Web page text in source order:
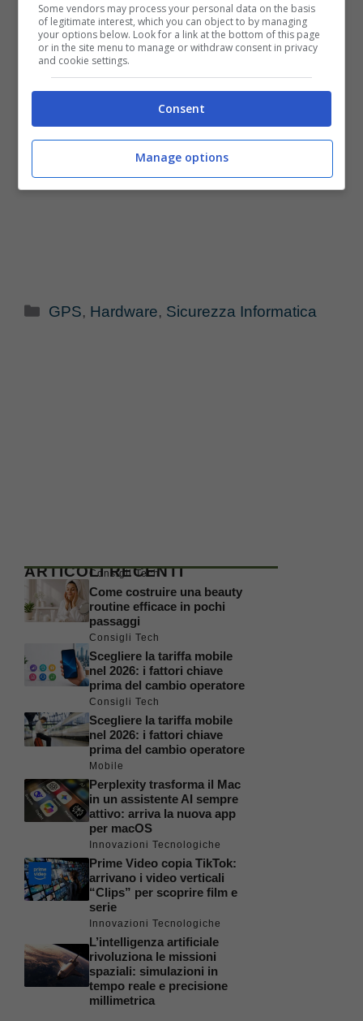
Categorie
GPS, Hardware, Sicurezza Informatica
ARTICOLI RECENTI
Consigli Tech
Come costruire una beauty
routine efficace in pochi
passaggi
Consigli Tech
Scegliere la tariffa mobile
nel 2026: i fattori chiave
prima del cambio operatore
Consigli Tech
Scegliere la tariffa mobile
nel 2026: i fattori chiave
prima del cambio operatore
Mobile
Perplexity trasforma il Mac
in un assistente AI sempre
attivo: arriva la nuova app
per macOS
Innovazioni Tecnologiche
Prime Video copia TikTok:
arrivano i video verticali
“Clips” per scoprire film e
serie
Innovazioni Tecnologiche
L’intelligenza artificiale
rivoluziona le missioni
spaziali: simulazioni in
tempo reale e precisione
millimetrica
Some vendors may process your personal data on the basis
of legitimate interest, which you can object to by managing
your options below. Look for a link at the bottom of this page
or in the site menu to manage or withdraw consent in privacy
and cookie settings.
Consent
Manage options